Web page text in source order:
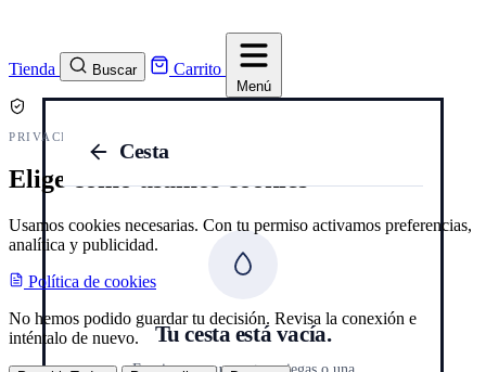
Tienda Buscar Carrito
Menú
Cesta
Tu cesta está vacía.
PRIVACIDAD Y COOKIES
Elige cómo usamos cookies
Usamos cookies necesarias. Con tu permiso activamos preferencias,
analítica y publicidad.
Política de cookies
No hemos podido guardar tu decisión. Revisa la conexión e
inténtalo de nuevo.